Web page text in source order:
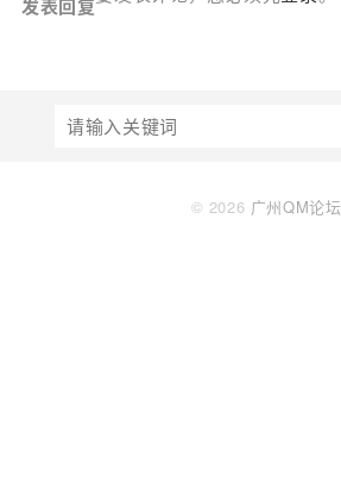
发表回复
© 2026 广州QM论坛